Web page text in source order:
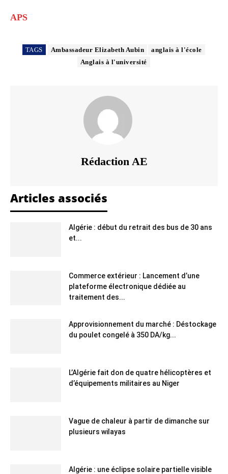
APS
TAGS Ambassadeur Elizabeth Aubin
anglais à l'école
Anglais à l'université
Rédaction AE
Articles associés
Algérie : début du retrait des bus de 30 ans
et...
Commerce extérieur : Lancement d’une
plateforme électronique dédiée au
traitement des...
Approvisionnement du marché : Déstockage
du poulet congelé à 350 DA/kg...
L’Algérie fait don de quatre hélicoptères et
d’équipements militaires au Niger
Vague de chaleur à partir de dimanche sur
plusieurs wilayas
Algérie : une éclipse solaire partielle visible